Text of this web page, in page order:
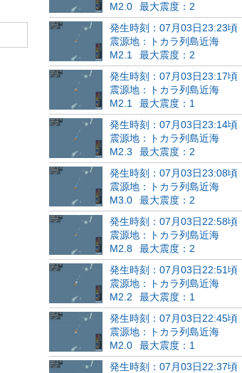
M2.0
最大震度：2
発生時刻：07月03日23:23頃
震源地：トカラ列島近海
M2.1
最大震度：2
発生時刻：07月03日23:17頃
震源地：トカラ列島近海
M2.1
最大震度：1
発生時刻：07月03日23:14頃
震源地：トカラ列島近海
M2.3
最大震度：2
発生時刻：07月03日23:08頃
震源地：トカラ列島近海
M3.0
最大震度：2
発生時刻：07月03日22:58頃
震源地：トカラ列島近海
M2.8
最大震度：2
発生時刻：07月03日22:51頃
震源地：トカラ列島近海
M2.2
最大震度：1
発生時刻：07月03日22:45頃
震源地：トカラ列島近海
M2.0
最大震度：1
発生時刻：07月03日22:37頃